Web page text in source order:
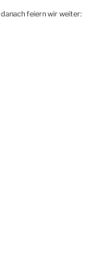
feiern wir weiter: